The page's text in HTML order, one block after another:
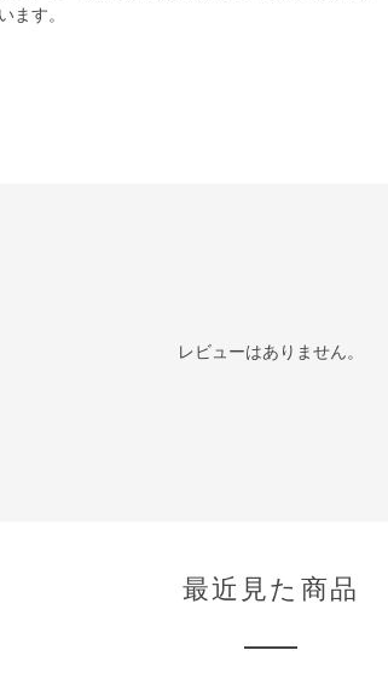
ます。
レビューはありません。
最近見た商品